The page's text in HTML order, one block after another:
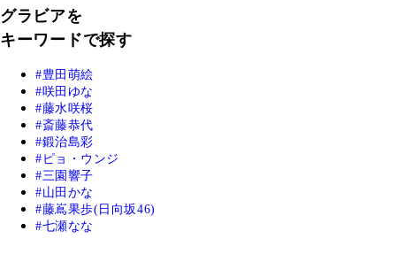
グラビアを
キーワードで探す
豊田萌絵
咲田ゆな
藤水咲桜
斎藤恭代
鍛治島彩
ピョ・ウンジ
三園響子
山田かな
藤嶌果歩(日向坂46)
七瀬なな